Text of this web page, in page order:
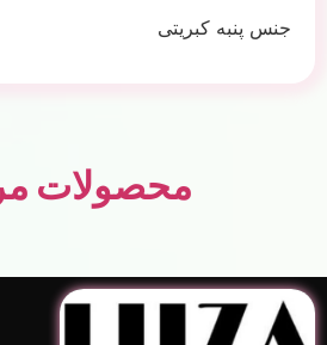
جنس پنبه کبریتی
محصولات